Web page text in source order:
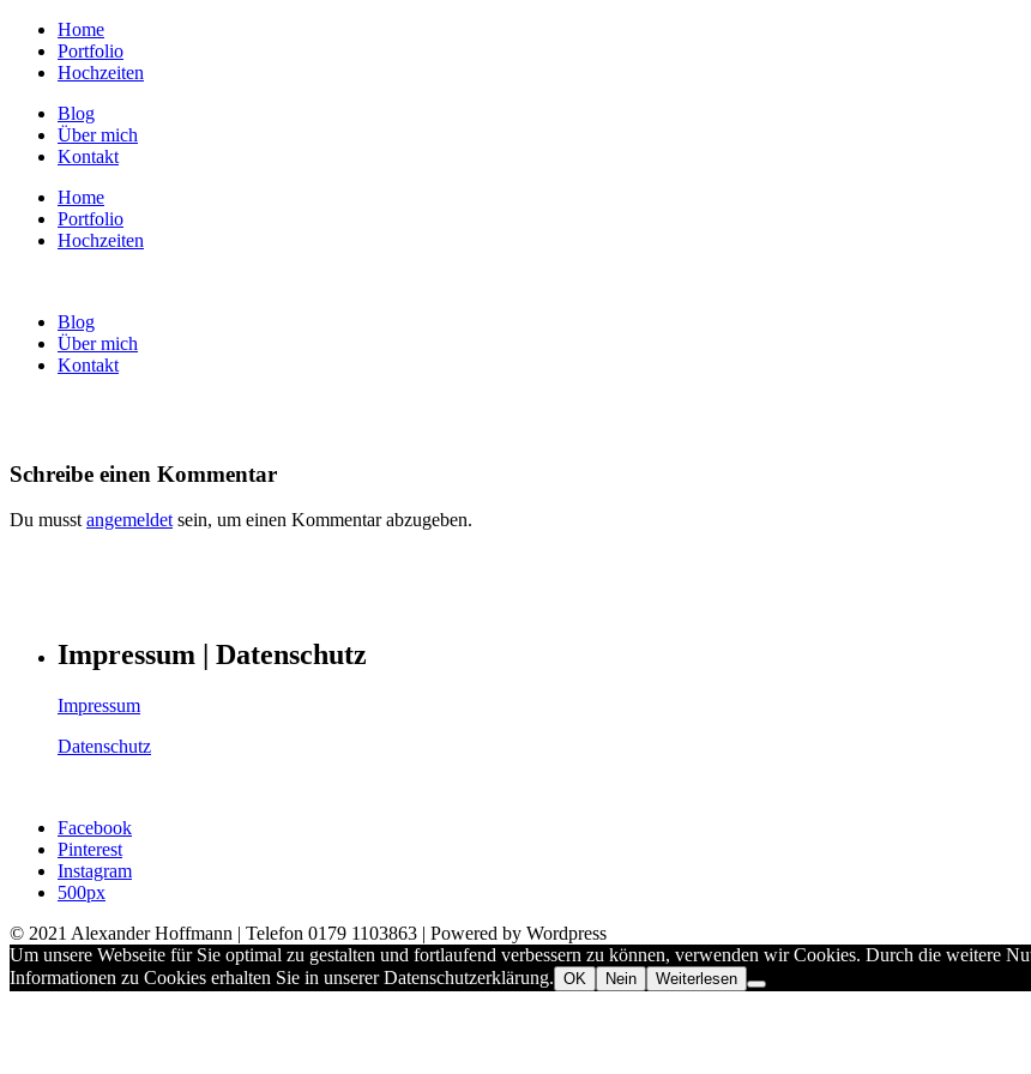
Home
Portfolio
Hochzeiten
Blog
Über mich
Kontakt
Home
Portfolio
Hochzeiten
Blog
Über mich
Kontakt
Schreibe einen Kommentar
Du musstangemeldetsein, um einen Kommentar abzugeben.
Impressum | Datenschutz
Impressum
Datenschutz
Facebook
Pinterest
Instagram
500px
© 2021 Alexander Hoffmann | Telefon 0179 1103863 | Powered by Wordpress
Um unsere Webseite für Sie optimal zu gestalten und fortlaufend verbessern zu können, verwenden wir Cookies. Durch die weitere
Informationen zu Cookies erhalten Sie in unserer Datenschutzerklärung. OK Nein Weiterlesen